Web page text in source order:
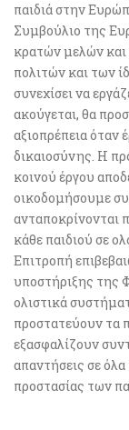
παιδιά στην
Συμβούλιο της
κρατών μελών
πολιτών και των
συνεχίσει να
ακούγεται, θα
αξιοπρέπεια όταν
δικαιοσύνης. Η
κοινού έργου
οικοδομήσουμε
ανταποκρίνονται
κάθε παιδιού σε
Επιτροπή
υποστήριξης της
ολιστικά
προστατεύουν τα
εξασφαλίζουν
απαντήσεις σε
προστασίας των